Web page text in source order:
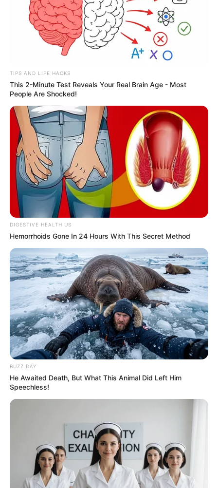
TIPS AND LIFE HACKS
This 2-Minute Test Reveals Your Real Brain Age - Most
People Are Shocked!
DIGESTIVE HEALTH US
Hemorrhoids Gone In 24 Hours With This Secret Method
BUZZ DAY
He Awaited Death, But What This Animal Did Left Him
Speechless!